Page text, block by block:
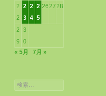
2
2
2
3
2
4
2
5
262728
2
9
3
0
« 5月
7月 »
検
索: